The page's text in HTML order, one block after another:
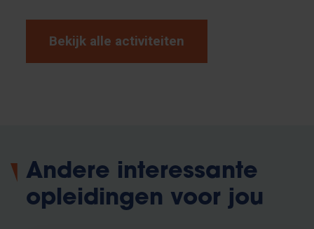
Bekijk alle activiteiten
Andere interessante
opleidingen voor jou